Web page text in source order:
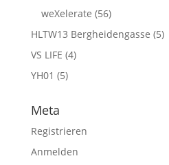
weXelerate (56)
HLTW13 Bergheidengasse (5)
VS LIFE (4)
YH01 (5)
Meta
Registrieren
Anmelden